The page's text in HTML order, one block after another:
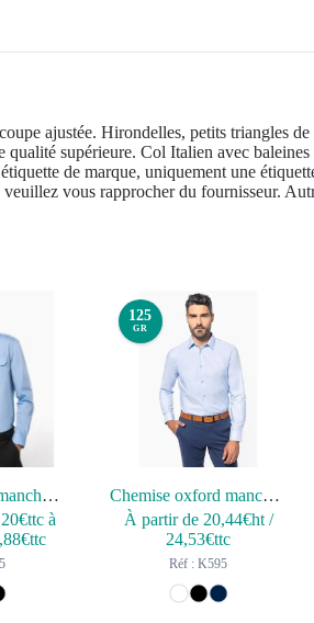
ajustée. Hirondelles, petits triangles
supérieure. Col Italien avec
de marque, uniquement une
vous rapprocher du fournisseur.
Chemise pilote manches longues homme
€ttc à
€ttc
125
GR
Chemise oxford manches longues homme
À partir de 20,44€ht/
24,53€ttc
Réf : K595